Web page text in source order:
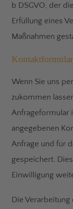
b DSGVO, der
Erfüllung eines
Maßnahmen
Kontaktformular
Wenn Sie uns
zukommen
Anfrageformular
angegebenen
Anfrage und für
gespeichert.
Einwilligung
Die